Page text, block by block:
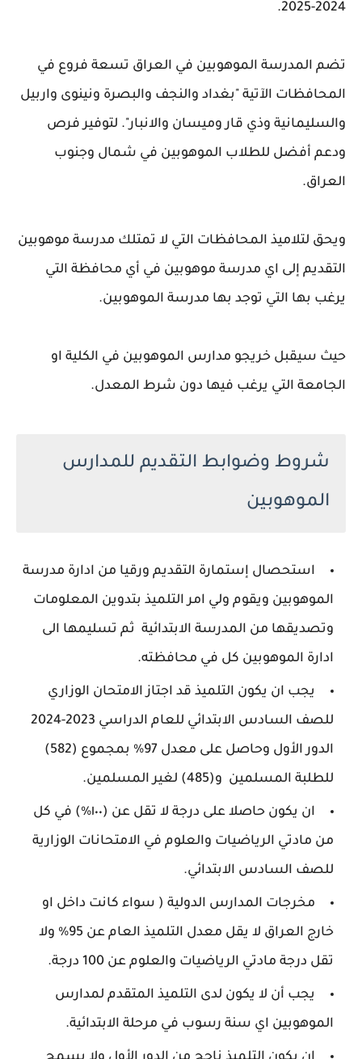
2024-2025.
تضم المدرسة الموهوبين في العراق تسعة فروع في
المحافظات الآتية "بغداد والنجف والبصرة ونينوى واربيل
والسليمانية وذي قار وميسان والانبار". لتوفير فرص
ودعم أفضل للطلاب الموهوبين في شمال وجنوب
العراق.
ويحق لتلاميذ المحافظات التي لا تمتلك مدرسة موهوبين
التقديم إلى اي مدرسة موهوبين في أي محافظة التي
يرغب بها التي توجد بها مدرسة الموهوبين.
حيث سيقبل خريجو مدارس الموهوبين في الكلية او
الجامعة التي يرغب فيها دون شرط المعدل.
شروط وضوابط التقديم للمدارس
الموهوبين
استحصال إستمارة التقديم ورقيا من ادارة مدرسة
الموهوبين ويقوم ولي امر التلميذ بتدوين المعلومات
وتصديقها من المدرسة الابتدائية ثم تسليمها الى
ادارة الموهوبين كل في محافظته.
يجب ان يكون التلميذ قد اجتاز الامتحان الوزاري
للصف السادس الابتدائي للعام الدراسي 2023-2024
الدور الأول وحاصل على معدل 97% بمجموع (582)
للطلبة المسلمين و(485) لغير المسلمين.
ان يكون حاصلا على درجة لا تقل عن (١٠٠%) في كل
من مادتي الرياضيات والعلوم في الامتحانات الوزارية
للصف السادس الابتدائي.
مخرجات المدارس الدولية ( سواء كانت داخل او
خارج العراق لا يقل معدل التلميذ العام عن 95% ولا
تقل درجة مادتي الرياضيات والعلوم عن 100 درجة.
يجب أن لا يكون لدى التلميذ المتقدم لمدارس
الموهوبين اي سنة رسوب في مرحلة الابتدائية.